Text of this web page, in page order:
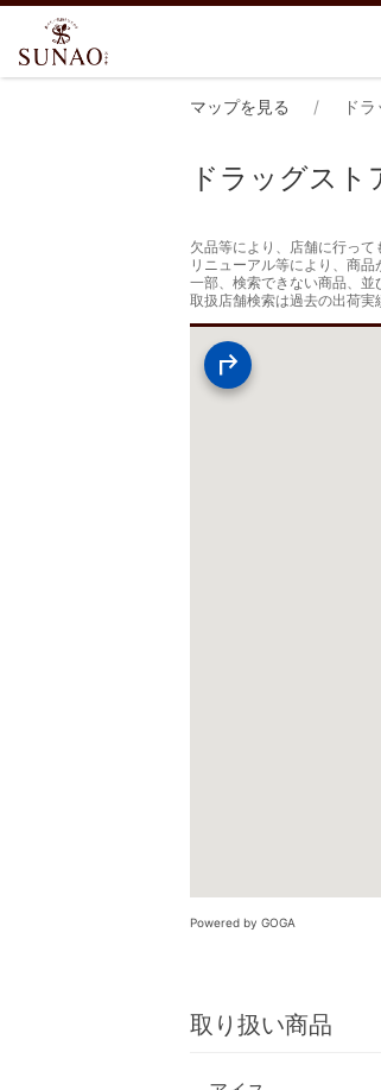
マップを見る ド
ドラッグスト
欠品等により、店舗に行っ
リニューアル等により、商
一部、検索できない商品、並
取扱店舗検索は過去の出荷
Powered by GOGA
取り扱い商品